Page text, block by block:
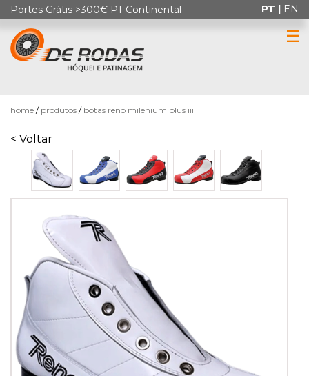
Portes Grátis >300€ PT Continental
HÓQUEI
PATINS
PATINAGEM
PATINAGEM
NO
☰
PT | EN
home produtos botas reno milenium plus iii
< Voltar